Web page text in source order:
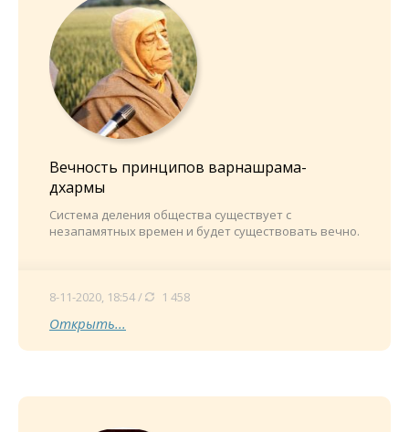
Вечность принципов варнашрама-
дхармы
Система деления общества существует с
незапамятных времен и будет существовать вечно.
8-11-2020, 18:54 / 1 458
Открыть...